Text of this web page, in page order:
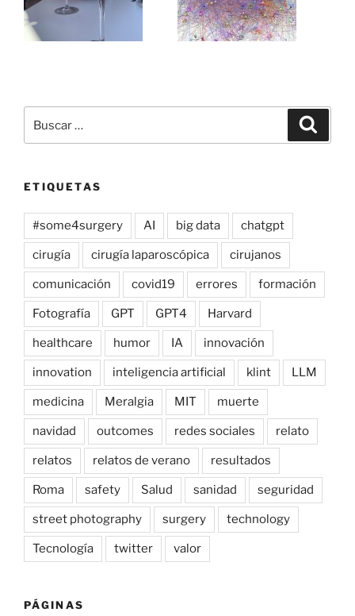
por:
ETIQUETAS
#some4surgery AI big data chatgpt
cirugía cirugía laparoscópica cirujanos
comunicación covid19 errores formación
Fotografía GPT GPT4 Harvard
healthcare humor IA innovación
innovation inteligencia artificial klint LLM
medicina Meralgia MIT muerte
navidad outcomes redes sociales relato
relatos relatos de verano resultados
Roma safety Salud sanidad seguridad
street photography surgery technology
Tecnología twitter valor
PÁGINAS